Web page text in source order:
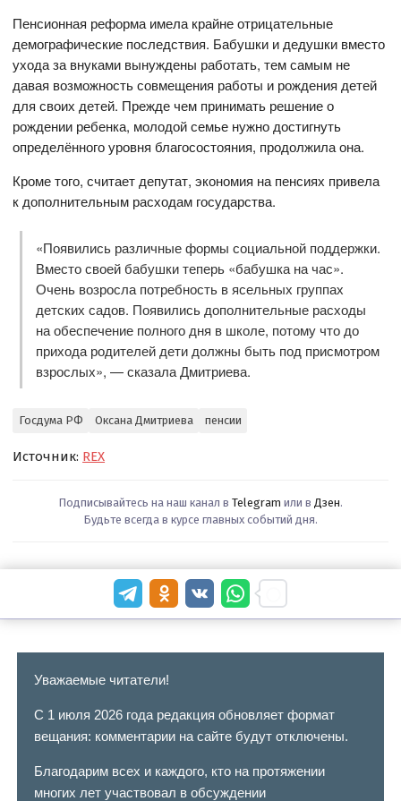
Пенсионная реформа имела крайне отрицательные
демографические последствия. Бабушки и дедушки вместо
ухода за внуками вынуждены работать, тем самым не
давая возможность совмещения работы и рождения детей
для своих детей. Прежде чем принимать решение о
рождении ребенка, молодой семье нужно достигнуть
определённого уровня благосостояния, продолжила она.
Кроме того, считает депутат, экономия на пенсиях привела
к дополнительным расходам государства.
«Появились различные формы социальной поддержки.
Вместо своей бабушки теперь «бабушка на час».
Очень возросла потребность в ясельных группах
детских садов. Появились дополнительные расходы
на обеспечение полного дня в школе, потому что до
прихода родителей дети должны быть под присмотром
взрослых», — сказала Дмитриева.
Госдума РФ Оксана Дмитриева пенсии
Источник: REX
Подписывайтесь на наш канал в Telegram или в Дзен.
Будьте всегда в курсе главных событий дня.
Уважаемые читатели!
С 1 июля 2026 года редакция обновляет формат
вещания: комментарии на сайте будут отключены.
Благодарим всех и каждого, кто на протяжении
многих лет участвовал в обсуждении